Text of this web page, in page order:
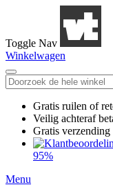
Toggle Nav
Winkelwagen
Gratis ruilen of
Veilig achteraf
Gratis verzending
95%
Menu